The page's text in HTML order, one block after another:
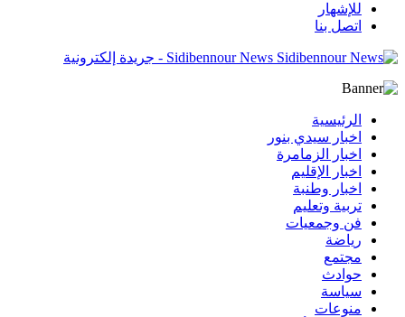
للإشهار
اتصل بنا
Sidibennour News - جريدة إلكترونية
الرئيسية
اخبار سيدي بنور
اخبار الزمامرة
اخبار الإقليم
اخبار وطنبة
تربية وتعليم
فن وجمعيات
رياضة
مجتمع
حوادث
سياسة
منوعات